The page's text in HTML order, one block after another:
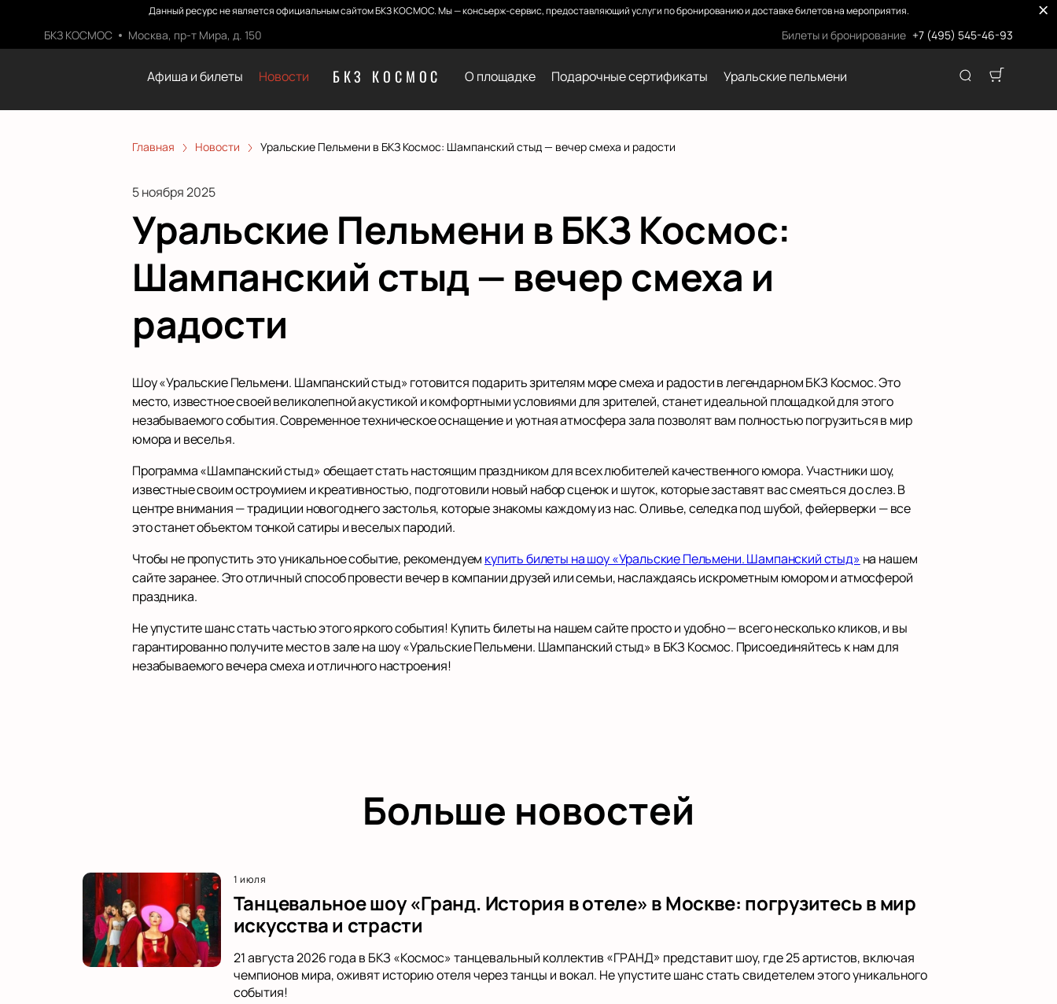
Данный ресурс не является официальным сайтом БКЗ КОСМОС. Мы — консьерж-сервис, предоставляющий услуги по бронированию и доставке билетов на мероприятия.
БКЗ КОСМОС Москва, пр-т Мира, д. 150 Билеты и бронирование +7 (495) 545-46-93
Афиша и билеты Новости БКЗ КОСМОС О площадке Подарочные сертификаты Уральские пельмени
Главная Новости Уральские Пельмени в БКЗ Космос: Шампанский стыд — вечер смеха и радости
5 ноября 2025
Уральские Пельмени в БКЗ Космос:
Шампанский стыд — вечер смеха и
радости
Шоу «Уральские Пельмени. Шампанский стыд» готовится подарить зрителям море смеха и радости в легендарном БКЗ Космос. Это
место, известное своей великолепной акустикой и комфортными условиями для зрителей, станет идеальной площадкой для этого
незабываемого события. Современное техническое оснащение и уютная атмосфера зала позволят вам полностью погрузиться в мир
юмора и веселья.
Программа «Шампанский стыд» обещает стать настоящим праздником для всех любителей качественного юмора. Участники шоу,
известные своим остроумием и креативностью, подготовили новый набор сценок и шуток, которые заставят вас смеяться до слез. В
центре внимания — традиции новогоднего застолья, которые знакомы каждому из нас. Оливье, селедка под шубой, фейерверки — все
это станет объектом тонкой сатиры и веселых пародий.
Чтобы не пропустить это уникальное событие, рекомендуем купить билеты на шоу «Уральские Пельмени. Шампанский стыд» на нашем
сайте заранее. Это отличный способ провести вечер в компании друзей или семьи, наслаждаясь искрометным юмором и атмосферой
праздника.
Не упустите шанс стать частью этого яркого события! Купить билеты на нашем сайте просто и удобно — всего несколько кликов, и вы
гарантированно получите место в зале на шоу «Уральские Пельмени. Шампанский стыд» в БКЗ Космос. Присоединяйтесь к нам для
незабываемого вечера смеха и отличного настроения!
Больше новостей
1 июля
Танцевальное шоу «Гранд. История в отеле» в Москве: погрузитесь в мир
искусства и страсти
21 августа 2026 года в БКЗ «Космос» танцевальный коллектив «ГРАНД» представит шоу, где 25 артистов, включая
чемпионов мира, оживят историю отеля через танцы и вокал. Не упустите шанс стать свидетелем этого уникального
события!